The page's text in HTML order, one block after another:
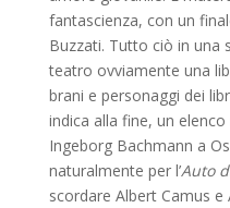
fantascienza, con un
Buzzati. Tutto ciò in una
teatro ovviamente una
brani e personaggi dei
indica alla fine, un
Ingeborg Bachmann a
naturalmente per l’Auto
scordare Albert Camus